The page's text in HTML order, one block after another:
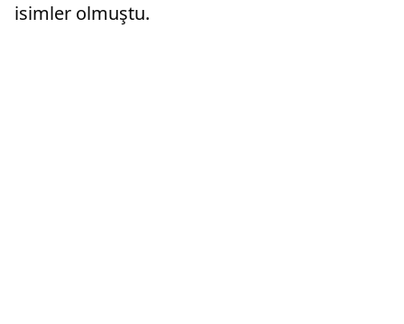
isimler olmuştu.